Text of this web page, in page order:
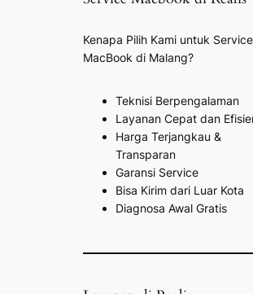
Kenapa Pilih Kami untuk Service
MacBook di Malang?
Teknisi Berpengalaman
Layanan Cepat dan
Harga Terjangkau &
Transparan
Garansi Service
Bisa Kirim dari Luar Kota
Diagnosa Awal Gratis